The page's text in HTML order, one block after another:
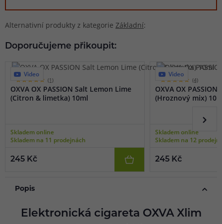
Alternativní produkty z kategorie Základní:
Doporučujeme přikoupit:
Video
(1)
OXVA OX PASSION Salt Lemon Lime
(Citron & limetka) 10ml
Skladem online
Skladem na 11 prodejnách
245 Kč
Video
(4)
OXVA OX
(Hroznový mix)
Skladem online
Skladem na 12
245 Kč
Popis
Elektronická cigareta OXVA Xlim